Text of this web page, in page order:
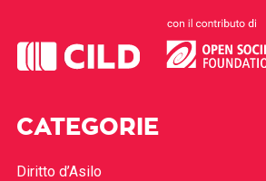
CATEGORIE
Diritto d’Asilo